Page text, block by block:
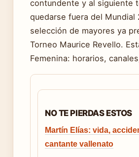
contundente y al siguiente
quedarse fuera del
selección de mayores ya
Torneo Maurice Revello.
Femenina: horarios,
NO TE PIERDAS ESTOS
Martín Elías: vida,
cantante vallenato